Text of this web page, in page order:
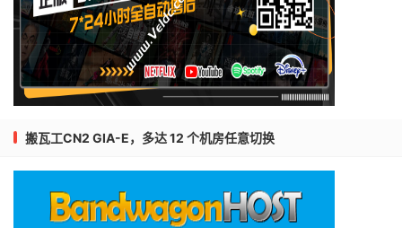
搬瓦工CN2 GIA-E，多达 12 个机房任意切换